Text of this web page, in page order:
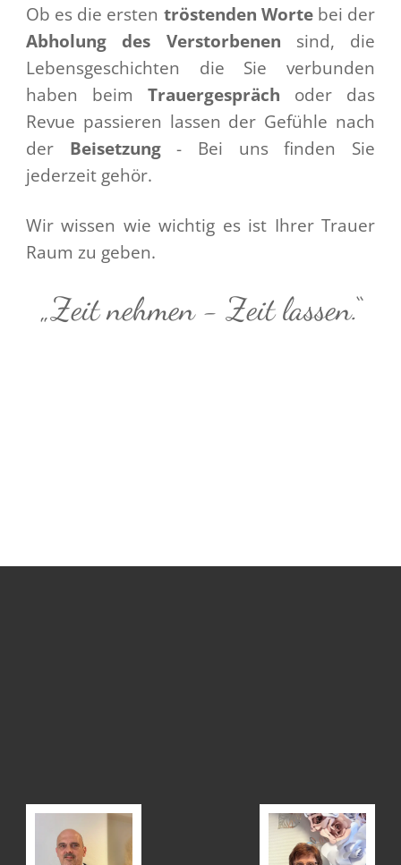
Ob es die ersten tröstenden Wortebei der
Abholung des Verstorbenen sind, die
Lebensgeschichten die Sie verbunden
haben beim Trauergespräch oder das
Revue passieren lassen der Gefühle nach
der Beisetzung- Bei uns finden Sie
jederzeit gehör.
Wir wissen wie wichtig es ist Ihrer Trauer
Raum zu geben.
„Zeit nehmen - Zeit lassen.“